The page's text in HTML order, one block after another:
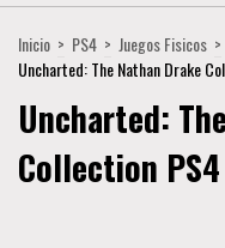
Inicio > PS4 > Juegos Fisicos >
Uncharted: The Nathan Drake
Uncharted:
Collection PS4